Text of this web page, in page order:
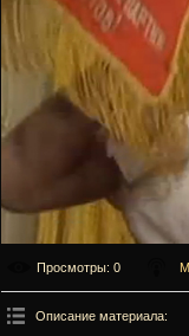
Просмотры: 0
Описание материала: